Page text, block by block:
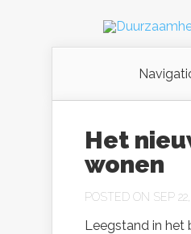
Het
wonen
POSTED ON SEP
Leegstand in het